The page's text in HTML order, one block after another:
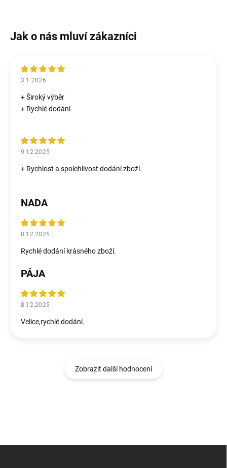
3.1.2026
+ Široký výběr
+ Rychlé dodání
9.12.2025
+ Rychlost a spolehlivost dodání zboží.
NADA
8.12.2025
Rychlé dodání krásného zboží.
PÁJA
8.12.2025
Velice,rychlé dodání.
Zobrazit další hodnocení